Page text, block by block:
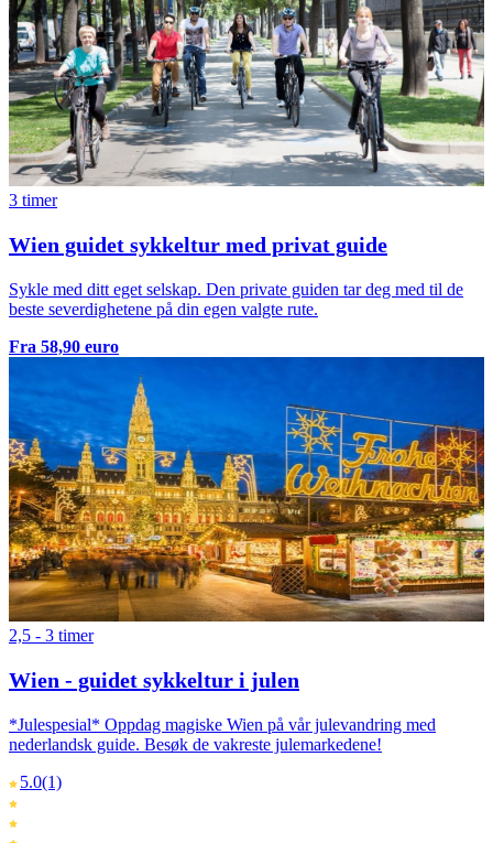
3 timer
Wien guidet sykkeltur med privat guide
Sykle med ditt eget selskap. Den private guiden tar deg med til de
beste severdighetene på din egen valgte rute.
Fra 58,90 euro
2,5 - 3 timer
Wien - guidet sykkeltur i julen
*Julespesial* Oppdag magiske Wien på vår julevandring med
nederlandsk guide. Besøk de vakreste julemarkedene!
5.0(1)